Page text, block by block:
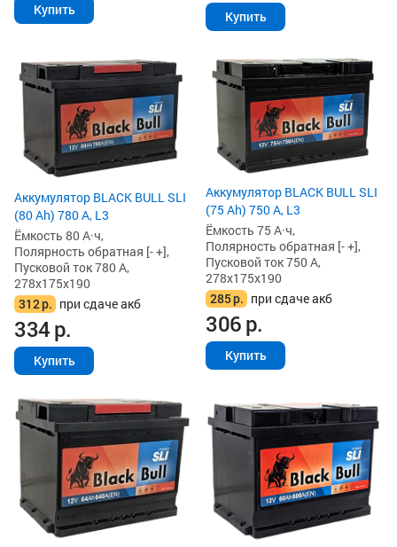
Купить Купить
Аккумулятор BLACK BULL SLI
(80 Ah) 780 А, L3
Ёмкость 80 А·ч,
Полярность обратная [- +],
Пусковой ток 780 А,
278x175x190
312р. при сдаче акб
334р.
Купить
Аккумулятор BLACK BULL SLI
(75 Ah) 750 А, L3
Ёмкость 75 А·ч,
Полярность обратная [- +],
Пусковой ток 750 А,
278x175x190
285р. при сдаче акб
306р.
Купить